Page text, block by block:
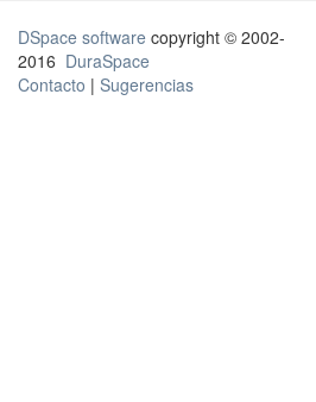
DSpace software copyright © 2002-
2016 DuraSpace
Contacto | Sugerencias